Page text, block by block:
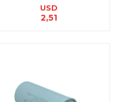
USD
2,51